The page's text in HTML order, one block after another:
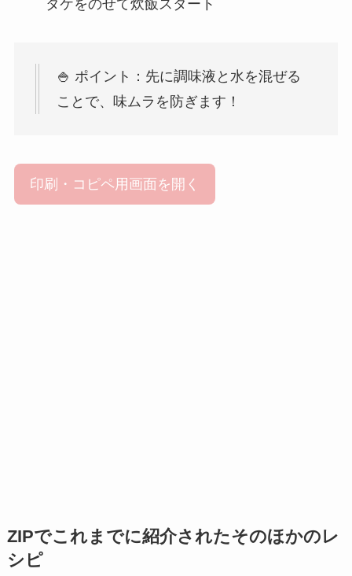
タケをのせて炊飯スタート
🍚 ポイント：先に調味液と水を混ぜる
ことで、味ムラを防ぎます！
印刷・コピペ用画面を開く
ZIPでこれまでに紹介されたそのほかのレ
シピ